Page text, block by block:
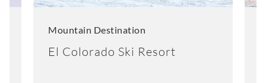
Mountain Destination
El Colorado Ski Resort